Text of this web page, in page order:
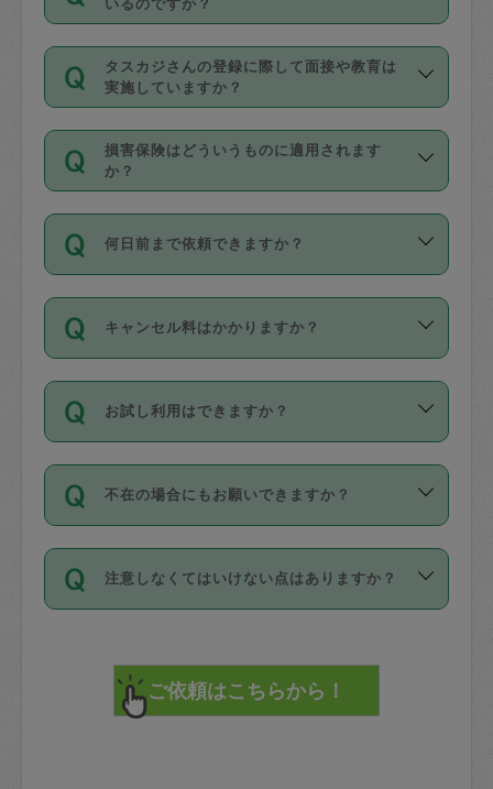
金のご請求と合わせてお支払いとなりま
動計算で表示されます。
は２回以上のキャンセルが有償（1200
・夜 １８時～２１時
開始時間を２時間前後変更することが可
能です。依頼送信後、個別にタスカジさ
んにメッセージを送り調整してくださ
い。ただし、２時間を越えての調整はで
時間も被らない場合、損害保険の対象外
きる仕事の範囲が異なりますので、依頼
する前にタスカジさんのプロフィールで
確認してください。
基本的に、高所での作業や危険作業、屋
外での作業は対象外です。
主婦として長年の家事経験をお持ちの
方、栄養士・調理師といった資格者で保
育園や学校の給食やレストランで料理関
係の専門職に従事されていた方、日本で
すでにハウスキーパーや英語の先生とし
てお仕事をしているフィリピン出身の
社員など様々なバックグラウンドの方が
登録しています。
日本語も話せる方など様々です。
ールに記載していますので、各自の得意
を依頼してください。
タスカジさんの登録に際して面接や教育は
実施していますか？
応募の際に、各自事務局との面接と説明
を行っています。その後、身分証明書の
写真提出をしていただいています。外国
確認しています。タスカジさんトレーニ
ング動画を使ったセルフトレーニングの
現場トライアルを受け、合格したタスカ
ジさんが活動されています。
※テストセンターの講評は１件目のレビュ
参考
【詳細】タスカジさんの登録に際
損害保険はどういうものに適用されます
か？
依頼者とタスカジさんとの間でタスカジ
を通して成立した作業時間内での作業に
適用されます。作業範囲は、掃除、洗
です。作業中に物を壊したり、人にけが
をさせたりした場合が対象で、補償金額
す。
写真を撮り、
詳細FAQ：
損害賠償保険について教えて
何日前まで依頼できますか？
ご依頼は、現在を起点に3日後（72時間
以降）の日時から受付可能となっていま
す。
タスカジさんへ「募集」をかけることが
可能です。
キャンセル料はかかりますか？
キャンセル料には、以下の2種類がありま
す。
1. 直前キャンセル（定期、スポット契約
共通）
72時間を超える※と、以下のキャンセル
料が発生します。
直前キャンセル料：
72時間前〜24時間前＝依頼料金の50%
お試し利用はできますか？
「お試し利用」というメニューはありま
せんが、「一回のみ」依頼を活用するこ
とによって、気に入ったタスカジさんを
まず、条件の合う気になるタスカジさ
みてください。
その後、一番気に入ったタスカジさんに
不在の場合にもお願いできますか？
不在の場合の作業はタスカジさんの同意
が必要です。数回の依頼ののち、タスカ
ジさんと依頼者の間で十分な信頼関係が
てください。
不在時に部屋に入るためにタスカジさん
注意しなくてはいけない点はありますか？
で、必ず鍵のかかるロッカーや金庫に入
れて依頼者の責任の元管理するよう心掛
けてください。